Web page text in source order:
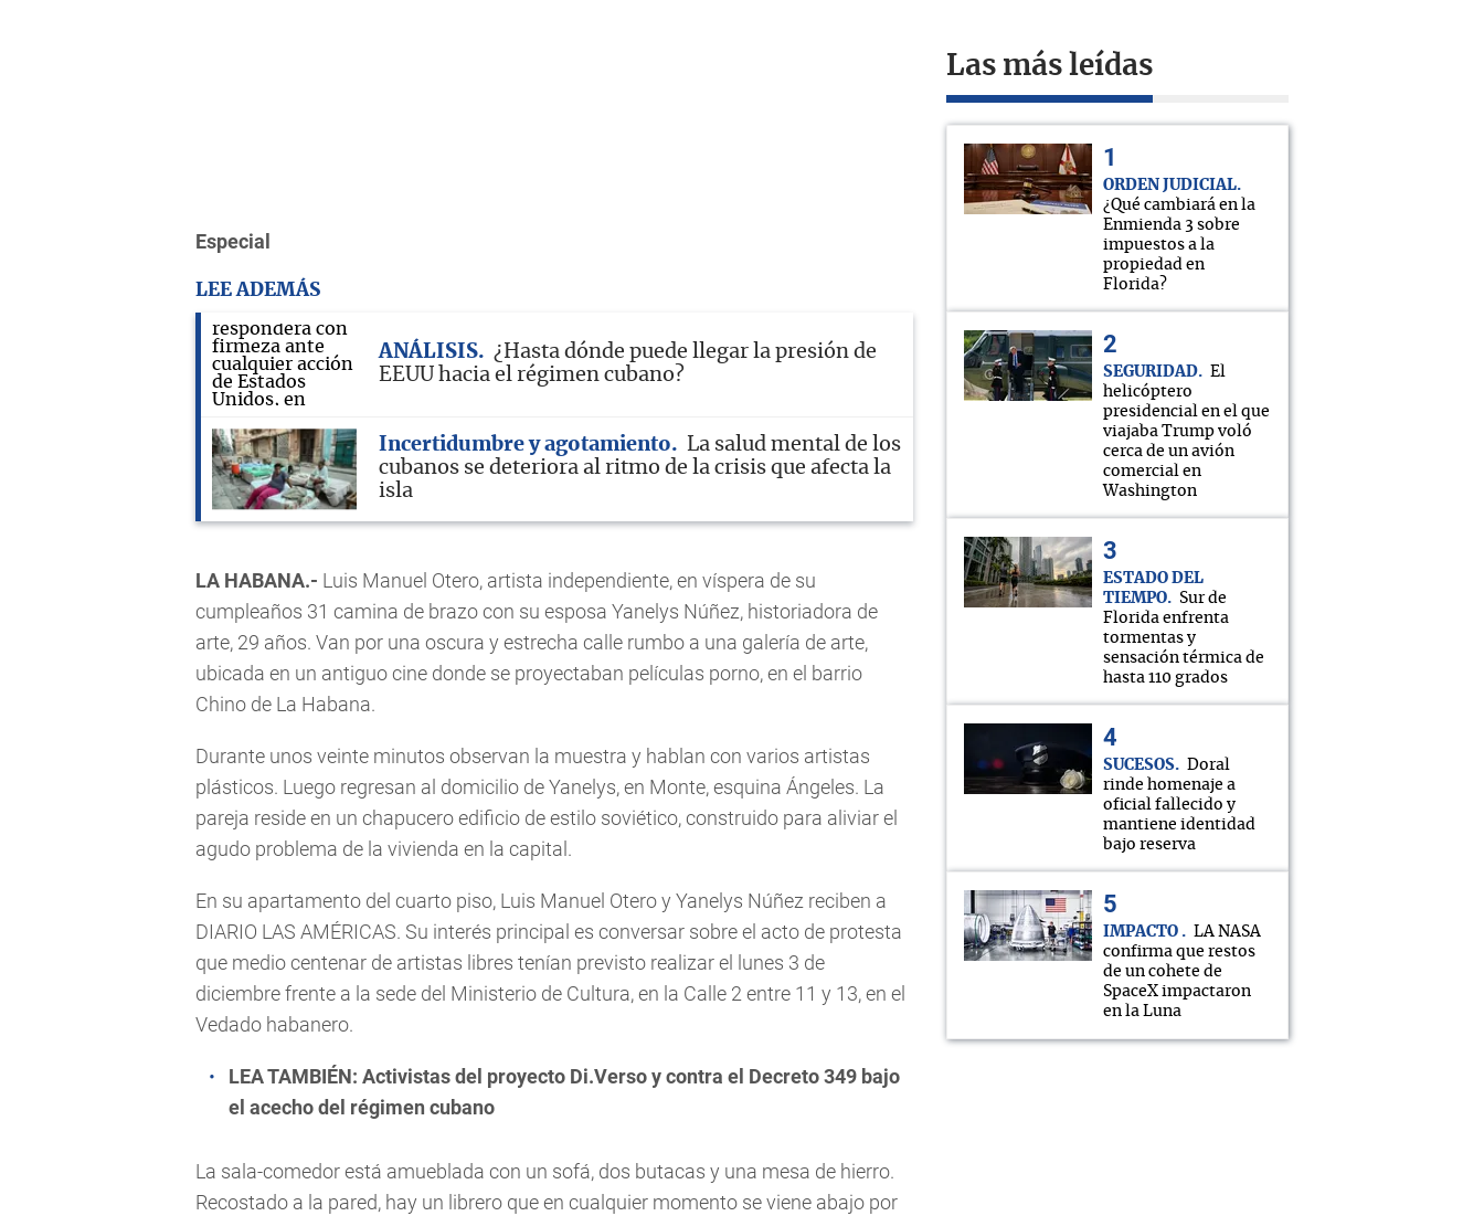
Especial
LEE ADEMÁS
ANÁLISIS
¿Hasta dónde puede llegar la presión de
EEUU hacia el régimen cubano?
Incertidumbre y agotamiento
La salud mental de los
cubanos se deteriora al ritmo de la crisis que afecta la
isla
LA HABANA.- Luis Manuel Otero, artista independiente, en víspera de su
cumpleaños 31 camina de brazo con su esposa Yanelys Núñez, historiadora de
arte, 29 años. Van por una oscura y estrecha calle rumbo a una galería de arte,
ubicada en un antiguo cine donde se proyectaban películas porno, en el barrio
Chino de La Habana.
Durante unos veinte minutos observan la muestra y hablan con varios artistas
plásticos. Luego regresan al domicilio de Yanelys, en Monte, esquina Ángeles. La
pareja reside en un chapucero edificio de estilo soviético, construido para aliviar el
agudo problema de la vivienda en la capital.
En su apartamento del cuarto piso, Luis Manuel Otero y Yanelys Núñez reciben a
DIARIO LAS AMÉRICAS. Su interés principal es conversar sobre el acto de protesta
que medio centenar de artistas libres tenían previsto realizar el lunes 3 de
diciembre frente a la sede del Ministerio de Cultura, en la Calle 2 entre 11 y 13, en el
Vedado habanero.
LEA TAMBIÉN: Activistas del proyecto Di.Verso y contra el Decreto 349 bajo
el acecho del régimen cubano
La sala-comedor está amueblada con un sofá, dos butacas y una mesa de hierro.
Recostado a la pared, hay un librero que en cualquier momento se viene abajo por
Las más leídas
ORDEN JUDICIAL
¿Qué cambiará en la
Enmienda 3 sobre
impuestos a la
propiedad en
Florida?
SEGURIDAD
El
helicóptero
presidencial en el que
viajaba Trump voló
cerca de un avión
comercial en
Washington
ESTADO DEL
TIEMPO
Sur de
Florida enfrenta
tormentas y
sensación térmica de
hasta 110 grados
SUCESOS
Doral
rinde homenaje a
oficial fallecido y
mantiene identidad
bajo reserva
IMPACTO
LA NASA
confirma que restos
de un cohete de
SpaceX impactaron
en la Luna